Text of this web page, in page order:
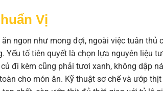
Vị
ngon như mong đợi, ngoài việc tuân thủ
Yếu tố tiên quyết là chọn lựa nguyên liệu
đi kèm cũng phải tươi xanh, không dập
cho món ăn. Kỹ thuật sơ chế và ướp thịt